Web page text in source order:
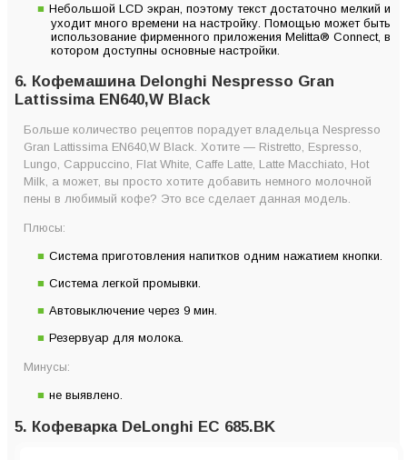
Небольшой LCD экран, поэтому текст достаточно мелкий и
уходит много времени на настройку. Помощью может быть
использование фирменного приложения Melitta® Connect, в
котором доступны основные настройки.
6. Кофемашина Delonghi Nespresso Gran
Lattissima EN640,W Black
Больше количество рецептов порадует владельца Nespresso
Gran Lattissima EN640,W Black. Хотите — Ristretto, Espresso,
Lungo, Cappuccino, Flat White, Caffe Latte, Latte Macchiato, Hot
Milk, а может, вы просто хотите добавить немного молочной
пены в любимый кофе? Это все сделает данная модель.
Плюсы:
Система приготовления напитков одним нажатием кнопки.
Система легкой промывки.
Автовыключение через 9 мин.
Резервуар для молока.
Минусы:
не выявлено.
5. Кофеварка DeLonghi EC 685.BK